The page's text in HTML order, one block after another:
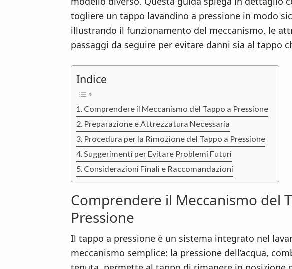
togliere un tappo lavandino a pressione in modo
illustrando il funzionamento del meccanismo, le
passaggi da seguire per evitare danni sia al tappo
Indice
Comprendere il Meccanismo del Tappo a Pressione
Preparazione e Attrezzatura Necessaria
Procedura per la Rimozione del Tappo a Pressione
Suggerimenti per Evitare Problemi Futuri
Considerazioni Finali e Raccomandazioni
Comprendere il Meccanismo del
Pressione
Il tappo a pressione è un sistema integrato nel
meccanismo semplice: la pressione dell’acqua,